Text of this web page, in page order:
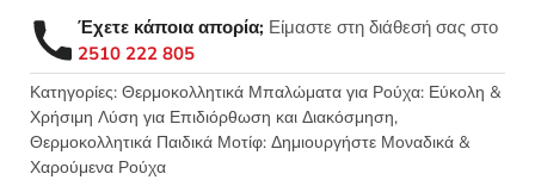
Ουράνιο
τόξο
5x3,5εκ
-
5717
ποσότητα
Έχετε κάποια απορία; Είμαστε στη διάθεσή σας στο
2510 222 805
Κατηγορίες: Θερμοκολλητικά Μπαλώματα για Ρούχα: Εύκολη &
Χρήσιμη Λύση για Επιδιόρθωση και Διακόσμηση,
Θερμοκολλητικά Παιδικά Μοτίφ: Δημιουργήστε Μοναδικά &
Χαρούμενα Ρούχα